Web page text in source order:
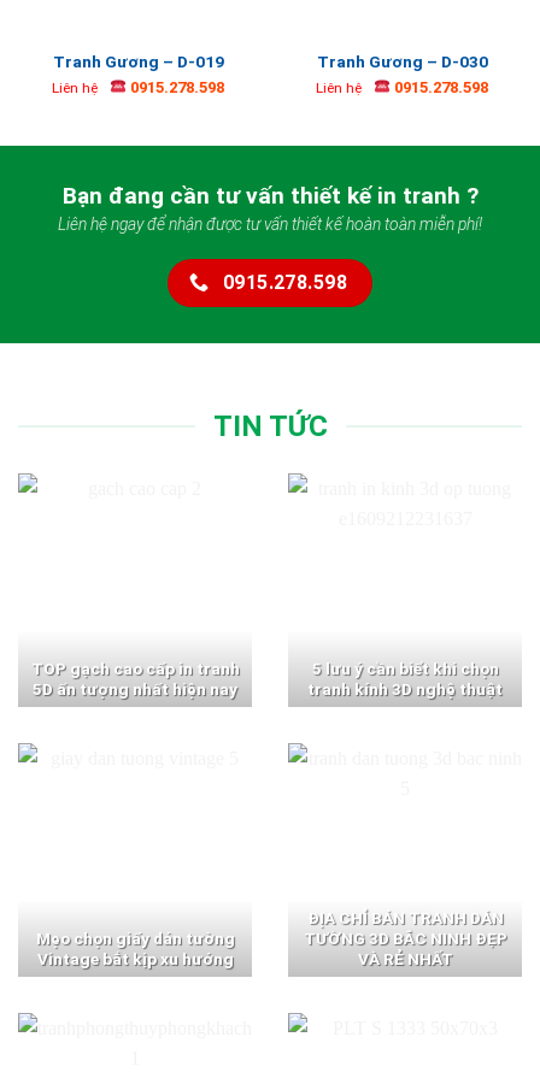
Tranh Gương – D-019
Liên hệ 0915.278.598
Tranh Gương – D-030
Liên hệ 0915.278.598
Bạn đang cần tư vấn thiết kế in tranh ?
Liên hệ ngay để nhận được tư vấn thiết kế hoàn toàn miễn phí!
0915.278.598
TIN TỨC
TOP gạch cao cấp in tranh
5D ấn tượng nhất hiện nay
5 lưu ý cần biết khi chọn
tranh kính 3D nghệ thuật
Mẹo chọn giấy dán tường
Vintage bắt kịp xu hướng
ĐỊA CHỈ BÁN TRANH DÁN
TƯỜNG 3D BẮC NINH ĐẸP
VÀ RẺ NHẤT